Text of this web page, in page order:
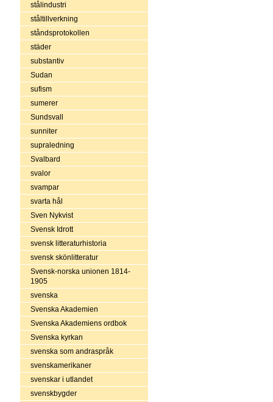
stålindustri
ståltillverkning
ståndsprotokollen
städer
substantiv
Sudan
sufism
sumerer
Sundsvall
sunniter
supraledning
Svalbard
svalor
svampar
svarta hål
Sven Nykvist
Svensk Idrott
svensk litteraturhistoria
svensk skönlitteratur
Svensk-norska unionen 1814-
1905
svenska
Svenska Akademien
Svenska Akademiens ordbok
Svenska kyrkan
svenska som andraspråk
svenskamerikaner
svenskar i utlandet
svenskbygder